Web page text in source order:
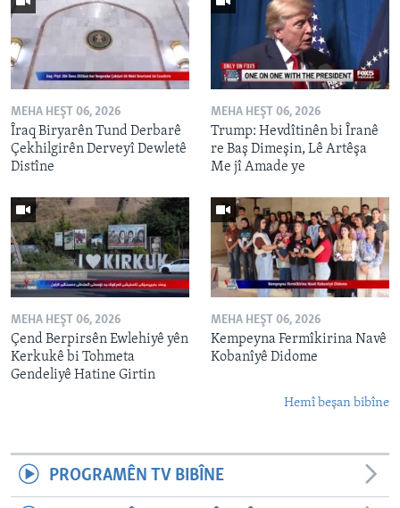
MEHA HEŞT 06, 2026
Îraq Biryarên Tund Derbarê
Çekhilgirên Derveyî Dewletê
Distîne
MEHA HEŞT 06, 2026
Trump: Hevdîtinên bi Îranê
re Baş Dimeşin, Lê Artêşa
Me jî Amade ye
MEHA HEŞT 06, 2026
Çend Berpirsên Ewlehiyê yên
Kerkukê bi Tohmeta
Gendeliyê Hatine Girtin
MEHA HEŞT 06, 2026
Kempeyna Fermîkirina Navê
Kobanîyê Didome
Hemî beşan bibîne
PROGRAMÊN TV BIBÎNE